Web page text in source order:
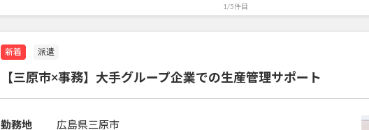
1/5件目
新着 派遣
【三原市×事務】大手グループ企業での生産管理サポート
勤務地
広島県三原市